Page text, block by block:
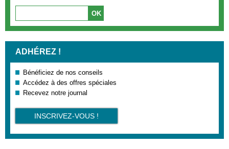
ADHÉREZ !
Bénéficiez de nos conseils
Accédez à des offres spéciales
Recevez notre journal
INSCRIVEZ-VOUS !